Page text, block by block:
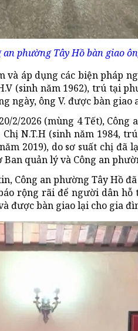
an phường Tây Hồ bàn giao
áp dụng các biện pháp
(sinh năm 1962), trú tại
ngày, ông V. được bàn
2/2026 (mùng 4 Tết),
N.T.H (sinh năm 1984,
2019), do sơ suất chị
quản lý và Công an
Công an phường Tây Hồ
rộng rãi để người dân
được bàn giao lại cho gia